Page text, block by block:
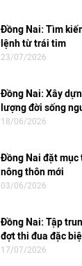
Đồng Nai: Tìm
lệnh từ trái tim
23/07/2026
Đồng Nai: Xây
lượng đời sống
18/06/2026
Đồng Nai đặt mục
nông thôn mới
03/06/2026
Đồng Nai: Tập
đợt thi đua đặc
17/07/2026